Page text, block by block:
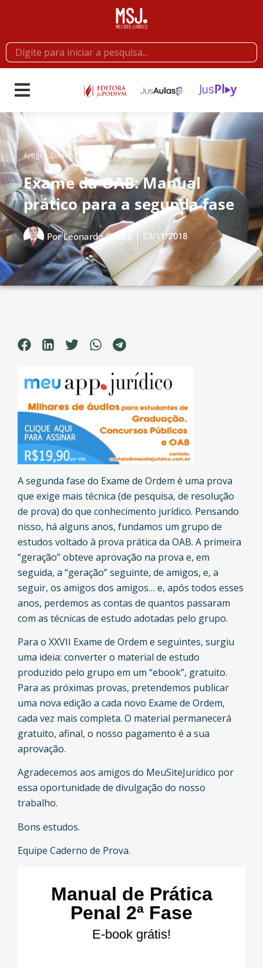
Artigos, Direito Processual Penal
Exame da OAB: Manual
prático para a segunda fase
PorLeonardo Castro 23/11/2018
A segunda fase do Exame de Ordem é uma prova
que exige mais técnica (de pesquisa, de resolução
de prova) do que conhecimento jurídico. Pensando
nisso, há alguns anos, fundamos um grupo de
estudos voltado à prova prática da OAB. A primeira
“geração” obteve aprovação na prova e, em
seguida, a “geração” seguinte, de amigos, e, a
seguir, os amigos dos amigos… e, após todos esses
anos, perdemos as contas de quantos passaram
com as técnicas de estudo adotadas pelo grupo.
Para o XXVII Exame de Ordem e seguintes, surgiu
uma ideia: converter o material de estudo
produzido pelo grupo em um “ebook”, gratuito.
Para as próximas provas, pretendemos publicar
uma nova edição a cada novo Exame de Ordem,
cada vez mais completa. O material permanecerá
gratuito, afinal, o nosso pagamento é a sua
aprovação.
Agradecemos aos amigos do MeuSiteJurídico por
essa oportunidade de divulgação do nosso
trabalho.
Bons estudos.
Equipe Caderno de Prova.
Manual de Prática
Penal 2ª Fase
E-book grátis!